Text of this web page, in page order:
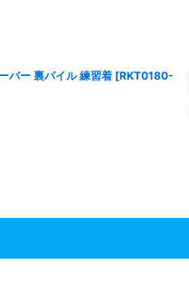
バー 裏パイル 練習着 [RKT0180-